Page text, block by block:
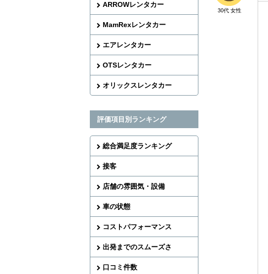
30代 女性
ARROWレンタカー
MamRexレンタカー
エアレンタカー
OTSレンタカー
オリックスレンタカー
評価項目別ランキング
総合満足度ランキング
接客
店舗の雰囲気・設備
車の状態
コストパフォーマンス
出発までのスムーズさ
口コミ件数